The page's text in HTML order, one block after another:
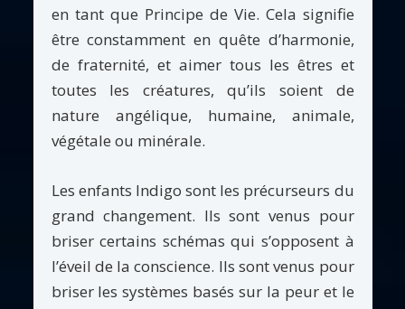
en tant que Principe de Vie. Cela signifie
être constamment en quête d’harmonie,
de fraternité, et aimer tous les êtres et
toutes les créatures, qu’ils soient de
nature angélique, humaine, animale,
végétale ou minérale.
Les enfants Indigo sont les précurseurs du
grand changement. Ils sont venus pour
briser certains schémas qui s’opposent à
l’éveil de la conscience. Ils sont venus pour
briser les systèmes basés sur la peur et le